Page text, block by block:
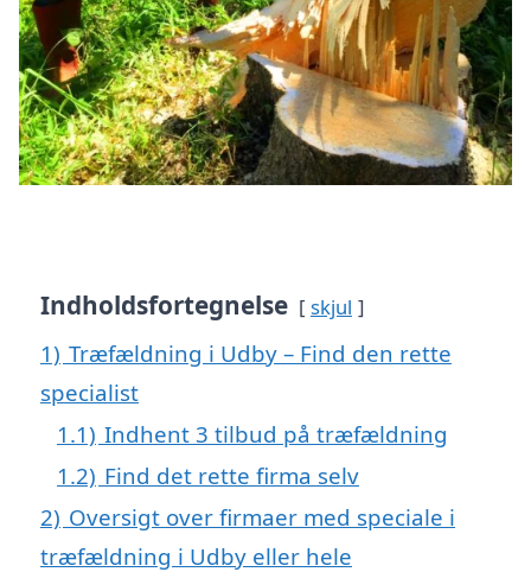
Indholdsfortegnelse skjul
1) Træfældning i Udby – Find den rette
specialist
1.1) Indhent 3 tilbud på træfældning
1.2) Find det rette firma selv
2) Oversigt over firmaer med speciale i
træfældning i Udby eller hele